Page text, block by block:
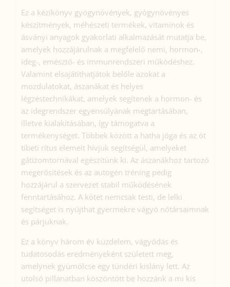
Ez a kézikönyv gyógynövények, gyógynövényes
készítmények, méhészeti termékek, vitaminok és
ásványi anyagok gyakorlati alkalmazását mutatja be,
amelyek hozzájárulnak a megfelelő nemi, hormon-,
ideg-, emésztő- és immunrendszeri működéshez.
Valamint elsajátíthatjátok belőle azokat a
mozdulatokat, ászanákat és helyes
légzéstechnikákat, amelyek segítenek a hormon- és
az idegrendszer egyensúlyának megtartásában,
illetve kialakításában, így támogatva a
termékenységet. Többek között a hatha jóga és az öt
tibeti rítus elemeit hívjuk segítségül, amelyeket
gátizomtornával egészítünk ki. Az ászanákhoz tartozó
megerősítések és az autogén tréning pedig
hozzájárul a szervezet stabil működésének
fenntartásához. A kötet nemcsak testi, de lelki
segítséget is nyújthat gyermekre vágyó nőtársaimnak
és párjuknak.
Ez a könyv három év küzdelem, vágyódás és
tudatosodás eredményeként született meg,
amelynek gyümölcse egy tündéri kislány lett. Az
utolsó pillanatban köszöntött be hozzánk a mi kis